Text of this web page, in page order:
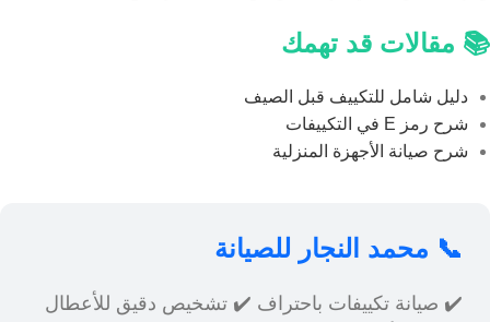
📚 مقالات قد تهمك
دليل شامل للتكييف قبل الصيف
شرح رمز E في التكييفات
شرح صيانة الأجهزة المنزلية
📞 محمد النجار للصيانة
✔️ صيانة تكييفات باحتراف ✔️ تشخيص دقيق للأعطال